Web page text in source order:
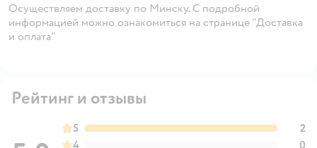
Осуществляем доставку по Минску. С подробной
информацией можно ознакомиться на странице "Доставка
и оплата"
Рейтинг и отзывы
5
2
4
0